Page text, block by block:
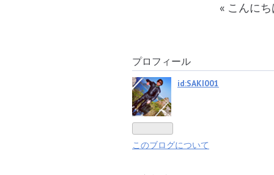
« こんに
プロフィール
id:SAKI001
このブログについて